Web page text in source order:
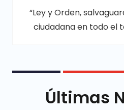
“Ley y Orden,
ciudadana en todo el
Últimas